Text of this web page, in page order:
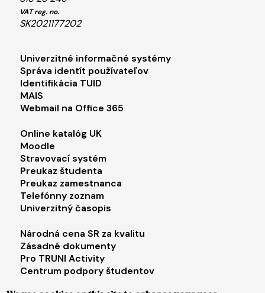
VAT reg. no.
SK2021177202
Footer menu 1
Univerzitné informačné systémy
Správa identít používateľov
Identifikácia TUID
MAIS
Webmail na Office 365
Footer menu 2
Online katalóg UK
Moodle
Stravovací systém
Preukaz študenta
Preukaz zamestnanca
Telefónny zoznam
Univerzitný časopis
Footer menu 3
Národná cena SR za kvalitu
Zásadné dokumenty
Pro TRUNI Activity
Centrum podpory študentov